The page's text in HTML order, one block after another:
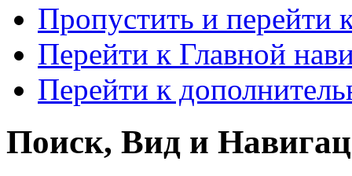
Пропустить и перейти
Перейти к Главной
Перейти к
Поиск, Вид и